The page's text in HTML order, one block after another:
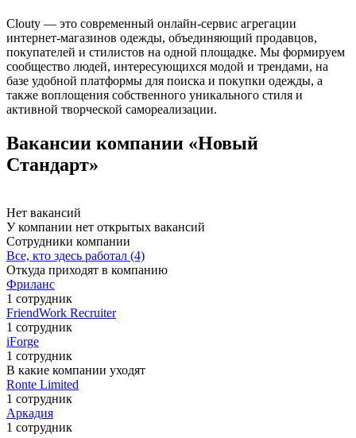
Clouty — это современный онлайн-сервис агрегации
интернет-магазинов одежды, объединяющий продавцов,
покупателей и стилистов на одной площадке. Мы формируем
сообщество людей, интересующихся модой и трендами, на
базе удобной платформы для поиска и покупки одежды, а
также воплощения собственного уникального стиля и
активной творческой самореализации.
Вакансии компании «Новый
Стандарт»
Нет вакансий
У компании нет открытых вакансий
Сотрудники компании
Все, кто здесь работал (4)
Откуда приходят в компанию
Фриланс
1 сотрудник
FriendWork Recruiter
1 сотрудник
iForge
1 сотрудник
В какие компании уходят
Ronte Limited
1 сотрудник
Аркадия
1 сотрудник